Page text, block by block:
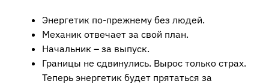
Энергетик по-прежнему без людей.
Механик отвечает за свой план.
Начальник – за выпуск.
Границы не сдвинулись. Вырос только страх.
Теперь энергетик будет прятаться за